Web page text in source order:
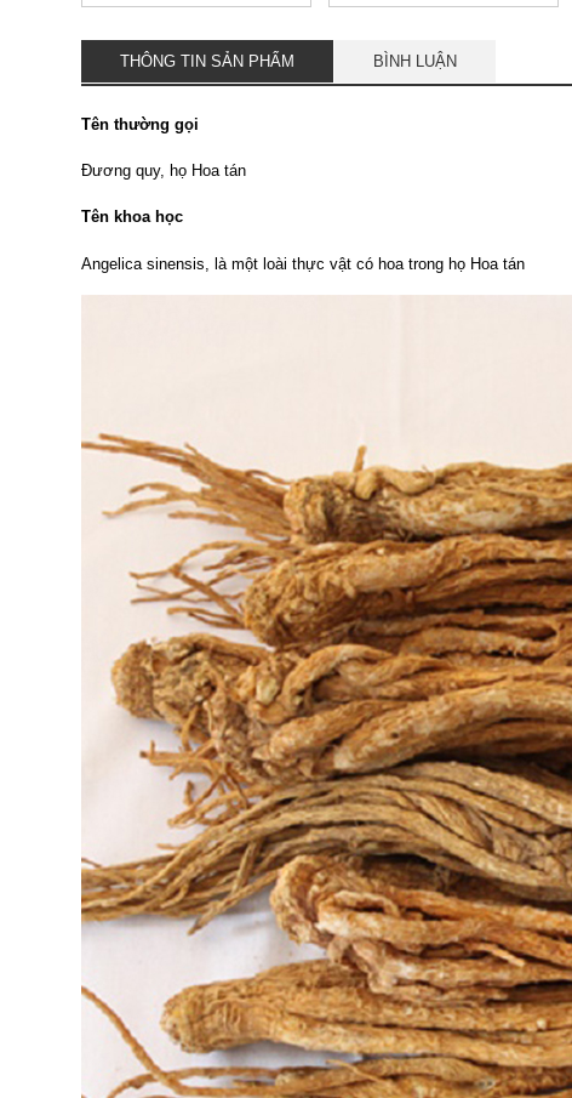
Uống
THÔNG TIN SẢN PHẨM BÌNH LUẬN
Tên thường gọi
Đương quy, họ Hoa tán
Tên khoa học
Angelica sinensis, là một loài thực vật có hoa trong họ Hoa tán